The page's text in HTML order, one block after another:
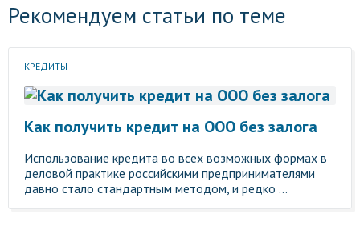
Рекомендуем статьи по теме
КРЕДИТЫ
Как получить кредит на ООО без залога
Использование кредита во всех возможных формах в
деловой практике российскими предпринимателями
давно стало стандартным методом, и редко ...